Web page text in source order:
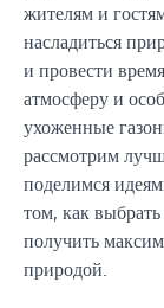
жителям и
насладиться
и провести
атмосферу и
ухоженные
рассмотрим
поделимся
том, как
получить
природой.